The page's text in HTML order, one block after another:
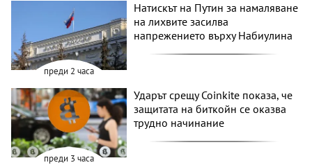
преди 2 часа
Натискът на Путин за намаляване
на лихвите засилва
напрежението върху Набиулина
преди 3 часа
Ударът срещу Coinkite показа, че
защитата на биткойн се оказва
трудно начинание